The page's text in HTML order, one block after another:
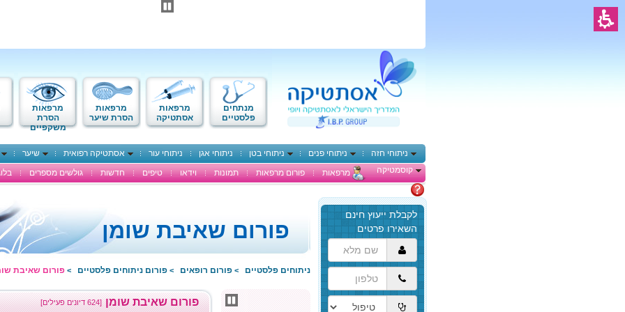
מנתחים
פלסטיים
מרפאות
אסתטיקה
מרפאות
הסרת שיער
מרפאות
הסרת
משקפיים
ניתוחי חזה ניתוחי פנים ניתוחי בטן ניתוחי אגן ניתוחי עור אסתטיקה רפואית שיער
קוסמטיקה
מרפאות פורום מרפאות תמונות וידאו טיפים חדשות גולשים מספרים
הגעת
לתוכן
המרכזי,
באפשרותך
ללחוץ
אנטר
כדי
לדלג
לאזור
פורום שאיבת שומן
ניתוחים פלסטיים > פורום רופאים > פורום ניתוחים פלסטיים > פורום שאיבת
[624 דיונים פעילים] פורום שאיבת שומן